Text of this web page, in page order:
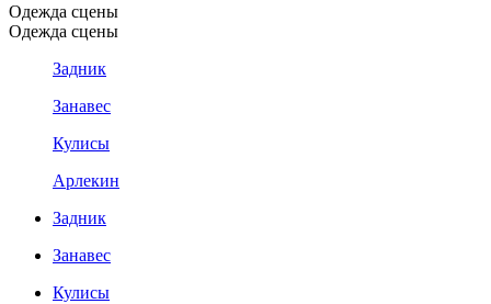
Одежда сцены
Одежда сцены
Задник
Занавес
Кулисы
Арлекин
Задник
Занавес
Кулисы